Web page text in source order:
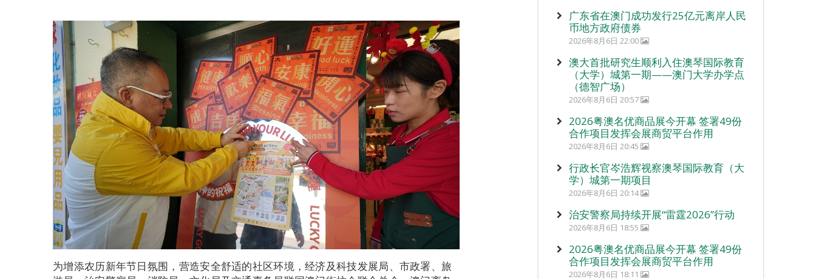
为增添农历新年节日氛围，营造安全舒适的社区环境，经济及科技发展局、市政署、旅
广东省在澳门成功发行25亿元离岸人民
币地方政府债券
2026年8月6日 22:00
澳大首批研究生顺利入住澳琴国际教育
（大学）城第一期——澳门大学办学点
（德智广场）
2026年8月6日 20:57
2026粤澳名优商品展今开幕 签署49份
合作项目发挥会展商贸平台作用
2026年8月6日 20:45
行政长官岑浩辉视察澳琴国际教育（大
学）城第一期项目
2026年8月6日 20:14
治安警察局持续开展“雷霆2026”行动
2026年8月6日 18:55
2026粤澳名优商品展今开幕 签署49份
合作项目发挥会展商贸平台作用
2026年8月6日 18:11